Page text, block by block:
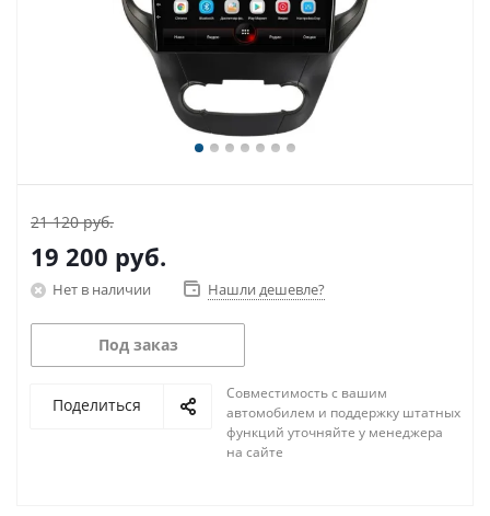
21 120 руб.
19 200 руб.
Нет в наличии Нашли дешевле?
Под заказ
Поделиться
Совместимость с вашим
автомобилем и поддержку штатных
функций уточняйте у менеджера
на сайте